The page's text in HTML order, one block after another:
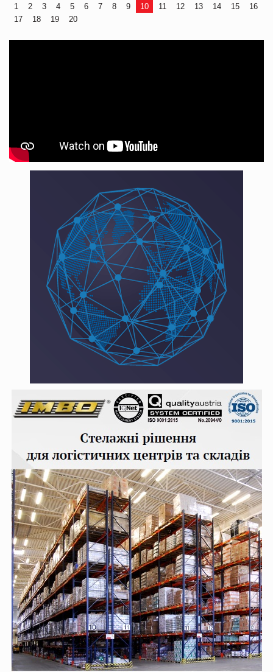
1 2 3 4 5 6 7 8 9 10 11 12 13 14 15
16
17
18 19 20